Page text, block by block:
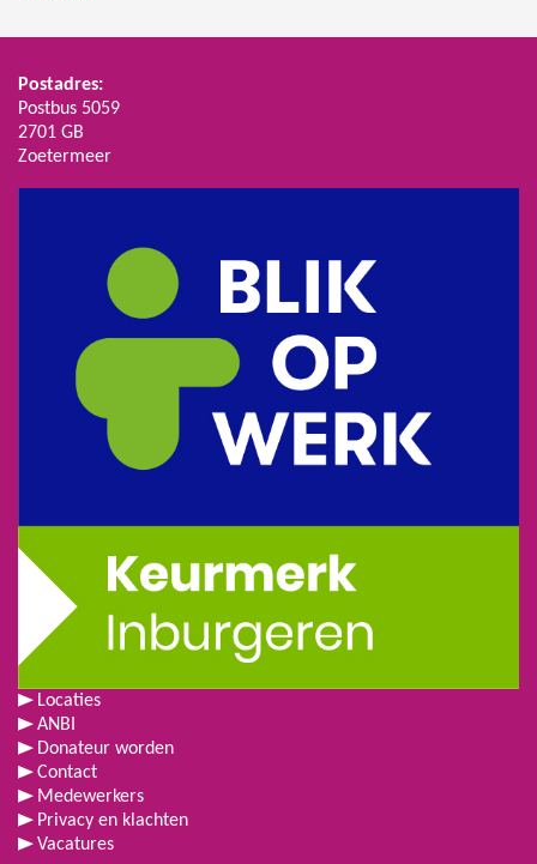
Postadres:
Postbus 5059
2701 GB
Zoetermeer
Locaties
ANBI
Donateur worden
Contact
Medewerkers
Privacy en klachten
Vacatures